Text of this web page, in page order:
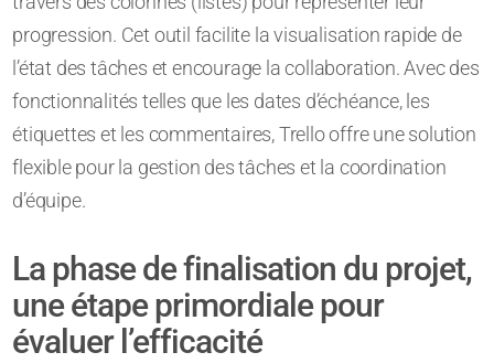
progression. Cet outil facilite la visualisation rapide de
l’état des tâches et encourage la collaboration. Avec des
fonctionnalités telles que les dates d’échéance, les
étiquettes et les commentaires, Trello offre une solution
flexible pour la gestion des tâches et la coordination
d’équipe.
La phase de finalisation du projet,
une étape primordiale pour
évaluer l’efficacité